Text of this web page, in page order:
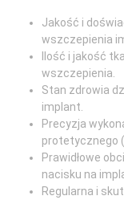
Jakość i
wszczepienia
Ilość i jakość
wszczepienia.
Stan zdrowia
implant.
Precyzja
protetycznego
Prawidłowe
nacisku na
Regularna i